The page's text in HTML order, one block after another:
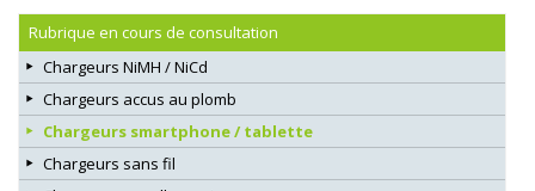
Rubrique en cours de consultation
Chargeurs NiMH / NiCd
Chargeurs accus au plomb
Chargeurs smartphone / tablette
Chargeurs sans fil